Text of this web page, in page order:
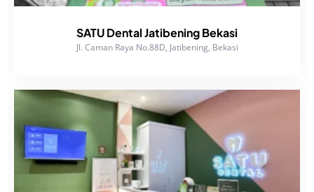
SATU Dental Jatibening Bekasi
Jl. Caman Raya No.88D, Jatibening, Bekasi